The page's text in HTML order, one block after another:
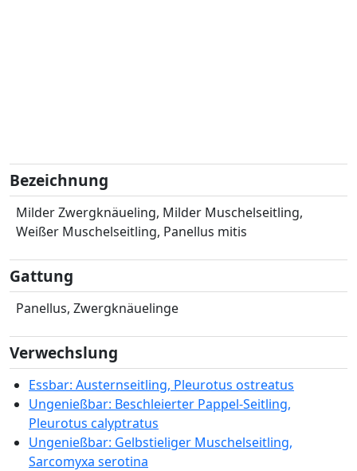
Bezeichnung
Milder Zwergknäueling, Milder Muschelseitling,
Weißer Muschelseitling, Panellus mitis
Gattung
Panellus, Zwergknäuelinge
Verwechslung
Essbar: Austernseitling, Pleurotus ostreatus
Ungenießbar: Beschleierter Pappel-Seitling,
Pleurotus calyptratus
Ungenießbar: Gelbstieliger Muschelseitling,
Sarcomyxa serotina